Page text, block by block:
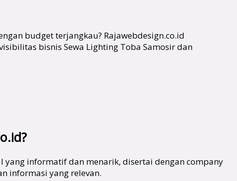
budget terjangkau? Rajawebdesign.co.id
bisnis Sewa Lighting Toba Samosir dan
yang informatif dan menarik, disertai dengan company
informasi yang relevan.